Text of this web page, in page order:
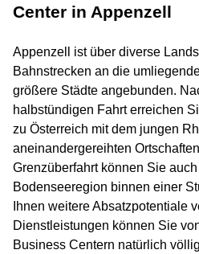
Center in Appenzell
Appenzell ist über diverse
Bahnstrecken an die
größere Städte angebunden.
halbstündigen Fahrt erreichen
zu Österreich mit dem jungen
aneinandergereihten
Grenzüberfahrt können Sie
Bodenseeregion binnen einer
Ihnen weitere Absatzpotentiale
Dienstleistungen können Sie
Business Centern natürlich